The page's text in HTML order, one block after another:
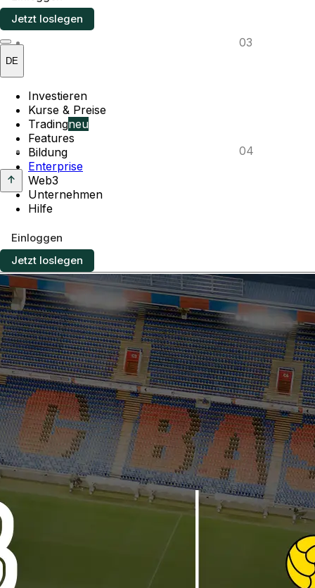
Jetzt loslegen
DE
Investieren
Kurse & Preise
Tradingneu
Features
Bildung
Enterprise
Web3
Unternehmen
Hilfe
Einloggen
Jetzt loslegen
03
04